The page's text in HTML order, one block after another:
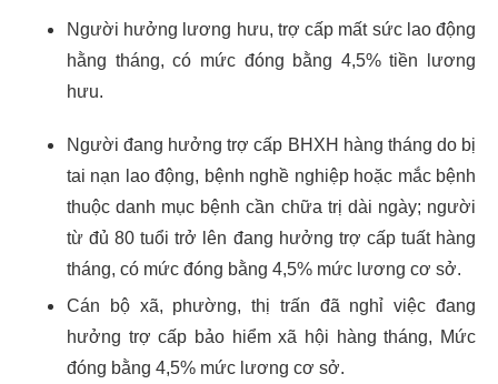
Người hưởng lương hưu, trợ cấp mất sức lao động
hằng tháng, có mức đóng bằng 4,5% tiền lương
hưu.
Người đang hưởng trợ cấp BHXH hàng tháng do bị
tai nạn lao động, bệnh nghề nghiệp hoặc mắc bệnh
thuộc danh mục bệnh cần chữa trị dài ngày; người
từ đủ 80 tuổi trở lên đang hưởng trợ cấp tuất hàng
tháng, có mức đóng bằng 4,5% mức lương cơ sở.
Cán bộ xã, phường, thị trấn đã nghỉ việc đang
hưởng trợ cấp bảo hiểm xã hội hàng tháng, Mức
đóng bằng 4,5% mức lương cơ sở.